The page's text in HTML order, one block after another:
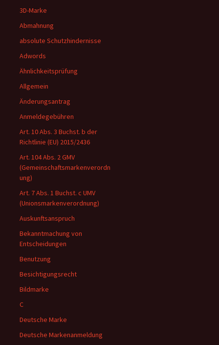
3D-Marke
Abmahnung
absolute Schutzhindernisse
Adwords
Ähnlichkeitsprüfung
Allgemein
Änderungsantrag
Anmeldegebühren
Art. 10 Abs. 3 Buchst. b der
Richtlinie (EU) 2015/2436
Art. 104 Abs. 2 GMV
(Gemeinschaftsmarkenverordn
ung)
Art. 7 Abs. 1 Buchst. c UMV
(Unionsmarkenverordnung)
Auskunftsanspruch
Bekanntmachung von
Entscheidungen
Benutzung
Besichtigungsrecht
Bildmarke
C
Deutsche Marke
Deutsche Markenanmeldung